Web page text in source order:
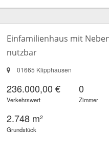
Einfamilienhaus mit
nutzbar
01665 Klipphausen
236.000,00 €
Verkehrswert
0
Zimmer
2.748 m²
Grundstück